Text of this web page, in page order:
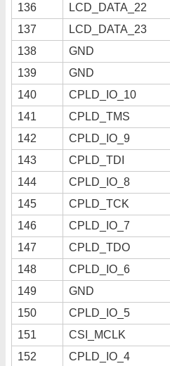
136
LCD_DATA_22
137
LCD_DATA_23
138
GND
139
GND
140
CPLD_IO_10
141
CPLD_TMS
142
CPLD_IO_9
143
CPLD_TDI
144
CPLD_IO_8
145
CPLD_TCK
146
CPLD_IO_7
147
CPLD_TDO
148
CPLD_IO_6
149
GND
150
CPLD_IO_5
151
CSI_MCLK
152
CPLD_IO_4